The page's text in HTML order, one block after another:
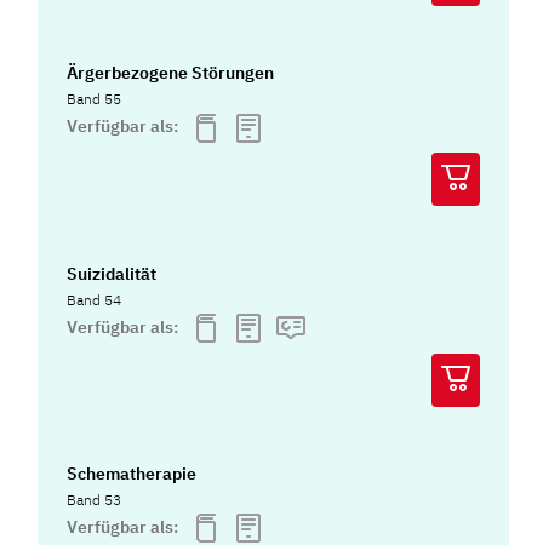
Ärgerbezogene Störungen
Band 55
Verfügbar als:
Suizidalität
Band 54
Verfügbar als:
Schematherapie
Band 53
Verfügbar als: